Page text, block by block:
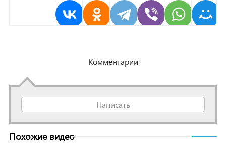
Комментарии
Написать
Похожие видео